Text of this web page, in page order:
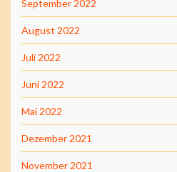
September 2022
August 2022
Juli 2022
Juni 2022
Mai 2022
Dezember 2021
November 2021